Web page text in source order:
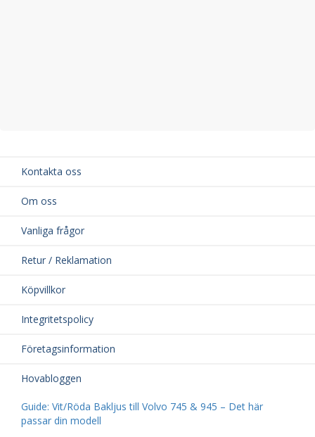
Kontakta oss
Om oss
Vanliga frågor
Retur / Reklamation
Köpvillkor
Integritetspolicy
Företagsinformation
Hovabloggen
Guide: Vit/Röda Bakljus till Volvo 745 & 945 – Det här
passar din modell